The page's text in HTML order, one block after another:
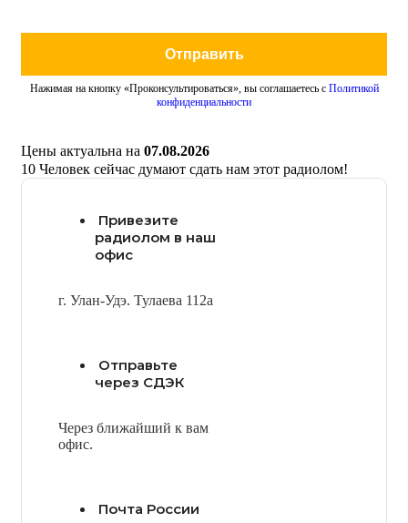
Отправить
Нажимая на кнопку «Проконсультироваться», вы соглашаетесь с Политикой
конфиденциальности
Цены актуальна на 07.08.2026
10 Человек сейчас думают сдать нам этот радиолом!
Привезите
радиолом в наш
офис
г. Улан-Удэ. Тулаева 112а
Отправьте
через СДЭК
Через ближайший к вам
офис.
Почта России